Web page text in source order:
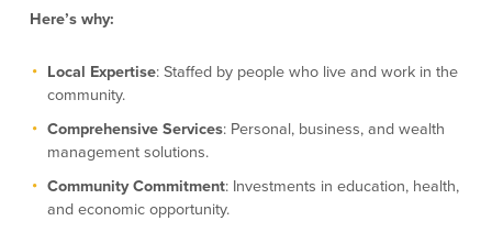
Here’s why:
Local Expertise: Staffed by people who live and work in the
community.
Comprehensive Services: Personal, business, and wealth
management solutions.
Community Commitment: Investments in education, health,
and economic opportunity.